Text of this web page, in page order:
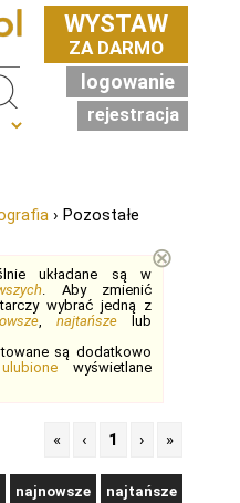
WYSTAW
ZA DARMO
logowanie
rejestracja
› Pozostałe
układane są w
. Aby zmienić
wybrać jedną z
, najtańszelub
są dodatkowo
ulubionewyświetlane
⊗
« ‹ 1 › »
najnowsze najtańsze